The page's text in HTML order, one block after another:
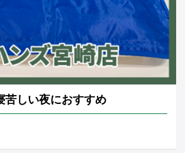
苦しい夜におすすめ